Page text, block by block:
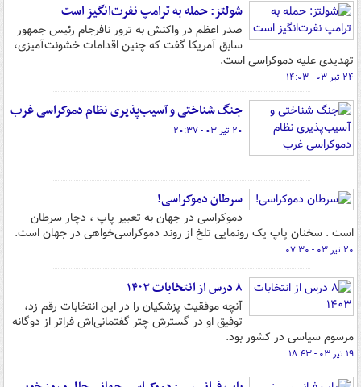
شولتز: حمله به ترامپ نفرت‌انگیز است
صدر اعظم در واکنش به ترور نافرجام رئیس جمهور
سابق آمریکا گفت که چنین اقدامات خشونت‌آمیزی،
تهدیدی علیه دموکراسی است.
۲۴ تیر ۰۳ - ۱۴:۰۳
جنگ شناختی و آسیب‌پذیری نظام دموکراسی غرب
۲۰ تیر ۰۳ - ۲۰:۳۷
سرطان دموکراسی!
دموکراسی در جهان به تعبیر پاپ ، دچار سرطان
است . سخنان پاپ یک رونمایی تلخ از روند دموکراسی‌خواهی در جهان است.
۲۰ تیر ۰۳ - ۰۷:۳۰
۸ درس از انتخابات ۱۴۰۳
آنچه موفقیت پزشکیان را در این انتخابات رقم زد،
توفیق او در گسترش چتر گفتمانی‌اش فراتر از دوگانه
مرسوم سیاسی در کشور بود.
۱۹ تیر ۰۳ - ۱۸:۴۳